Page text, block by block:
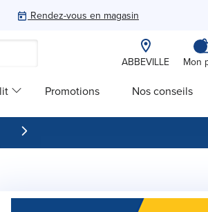
Rendez-vous en magasin
ABBEVILLE Mon
Promotions Nos conseils